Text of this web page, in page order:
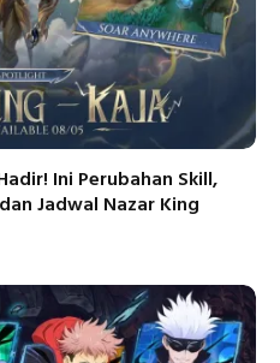
Ini Perubahan Skill,
Jadwal Nazar King